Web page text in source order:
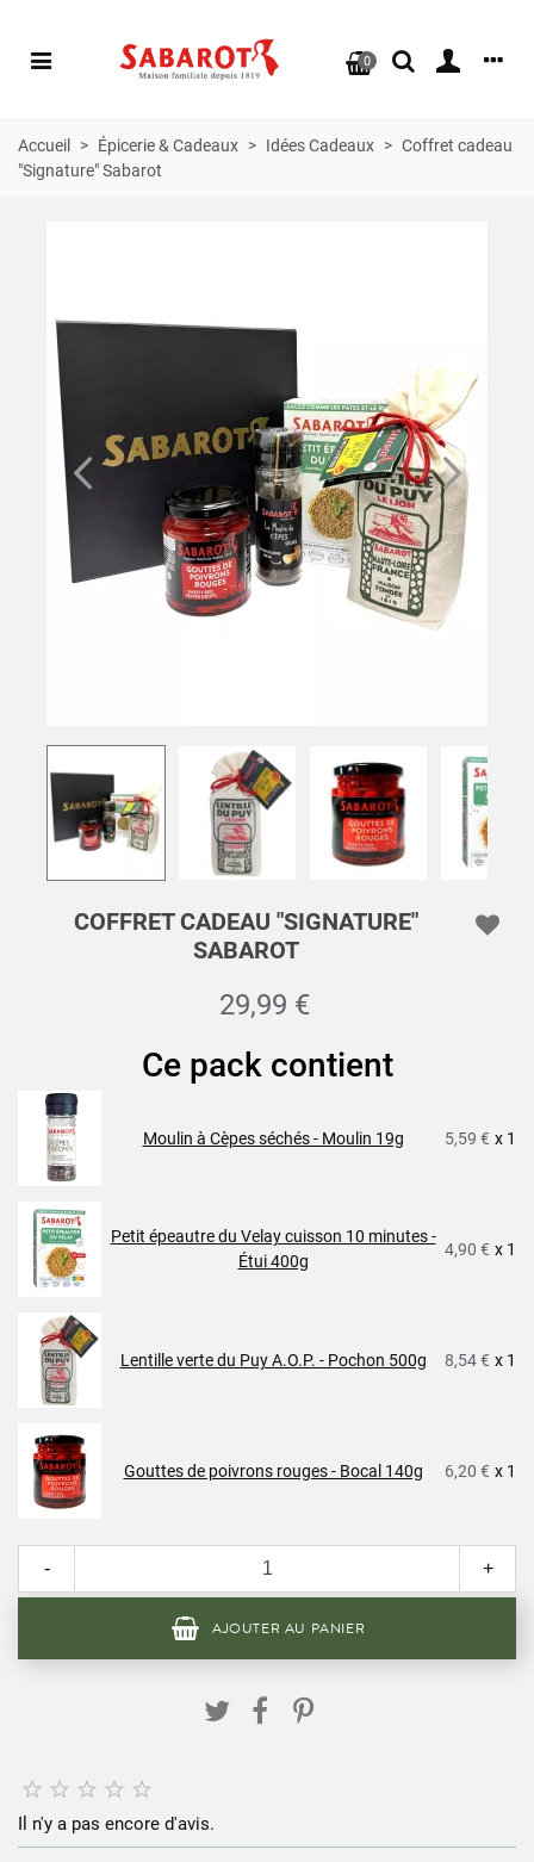
0
Accueil > Épicerie & Cadeaux > Idées Cadeaux > Coffret cadeau
"Signature" Sabarot
COFFRET CADEAU "SIGNATURE"
SABAROT
29,99 €
Ce pack contient
Moulin à Cèpes séchés - Moulin 19g 5,59 € x 1
Petit épeautre du Velay cuisson 10 minutes -
Étui 400g
4,90 € x 1
Lentille verte du Puy A.O.P. - Pochon 500g 8,54 € x 1
Gouttes de poivrons rouges - Bocal 140g 6,20 € x 1
- +
AJOUTER AU PANIER
    
Il n'y a pas encore d'avis.